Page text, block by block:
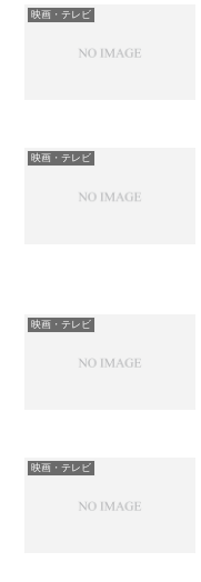
映画・テレビ
映画・テレビ
映画・テレビ
映画・テレビ